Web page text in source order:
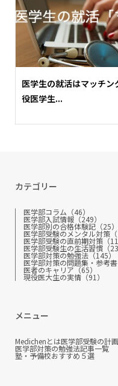
医学生の就活はマッチ
役医学生...
カテゴリー
医学部コラム（46）
医学部入試情報（249）
医学部別の合格体験記（25）
医学部受験のメンタル対策（
医学部受験の直前期対策（11
医学部受験生の生活習慣（23
医学部対策の勉強法（145）
医学部対策の問題集・参考書
医者のキャリア（65）
現役医大生の実情（91）
メニュー
Medichenとは医学部受験の計
医学部対策の勉強法記事一覧
塾・予備校おすすめ５選